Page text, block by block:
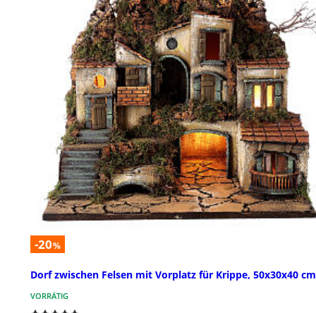
-20%
Dorf zwischen Felsen mit Vorplatz für Krippe, 50x30x40 cm
VORRÄTIG